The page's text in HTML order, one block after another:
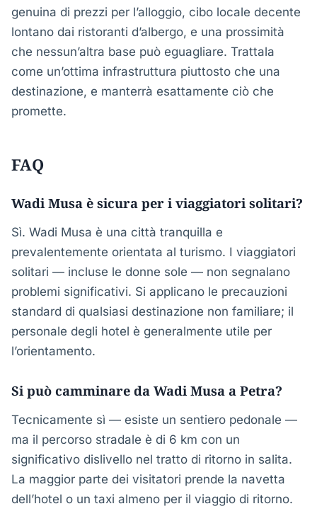
genuina di prezzi per l’alloggio, cibo locale decente
lontano dai ristoranti d’albergo, e una prossimità
che nessun’altra base può eguagliare. Trattala
come un’ottima infrastruttura piuttosto che una
destinazione, e manterrà esattamente ciò che
promette.
FAQ
Wadi Musa è sicura per i viaggiatori solitari?
Sì. Wadi Musa è una città tranquilla e
prevalentemente orientata al turismo. I viaggiatori
solitari — incluse le donne sole — non segnalano
problemi significativi. Si applicano le precauzioni
standard di qualsiasi destinazione non familiare; il
personale degli hotel è generalmente utile per
l’orientamento.
Si può camminare da Wadi Musa a Petra?
Tecnicamente sì — esiste un sentiero pedonale —
ma il percorso stradale è di 6 km con un
significativo dislivello nel tratto di ritorno in salita.
La maggior parte dei visitatori prende la navetta
dell’hotel o un taxi almeno per il viaggio di ritorno.